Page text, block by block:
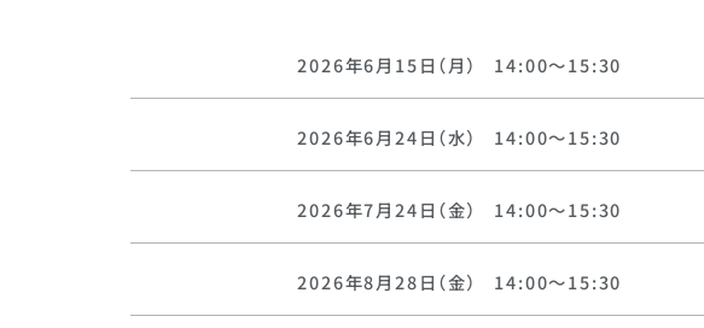
2026年6月15日（月） 14:00～15:30
2026年6月24日（水） 14:00～15:30
2026年7月24日（金） 14:00～15:30
2026年8月28日（金） 14:00～15:30